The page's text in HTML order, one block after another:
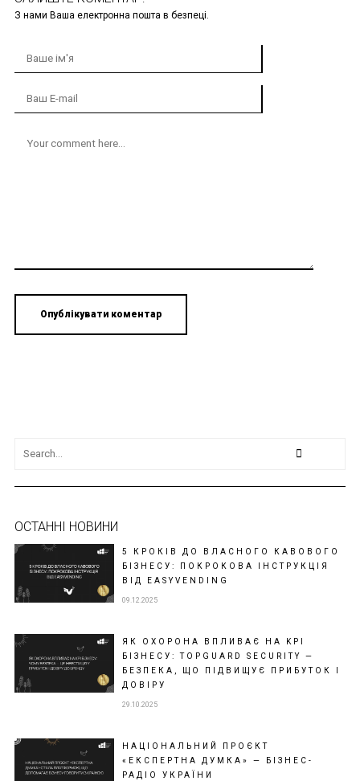
З нами Ваша електронна пошта в безпеці.
ОСТАННІ НОВИНИ
5 КРОКІВ ДО ВЛАСНОГО КАВОВОГО
БІЗНЕСУ: ПОКРОКОВА ІНСТРУКЦІЯ
ВІД EASYVENDING
09.12.2025
ЯК ОХОРОНА ВПЛИВАЄ НА KPI
БІЗНЕСУ: TOPGUARD SECURITY —
БЕЗПЕКА, ЩО ПІДВИЩУЄ ПРИБУТОК І
ДОВІРУ
29.10.2025
НАЦІОНАЛЬНИЙ ПРОЄКТ
«ЕКСПЕРТНА ДУМКА» — БІЗНЕС-
РАДІО УКРАЇНИ